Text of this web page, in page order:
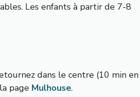
Les enfants à partir de 7-8
dans le centre (10 min en
page Mulhouse.